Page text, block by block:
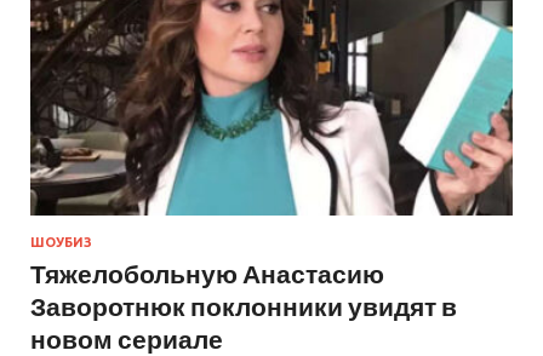
ШОУБИЗ
Тяжелобольную Анастасию
Заворотнюк поклонники увидят в
новом сериале